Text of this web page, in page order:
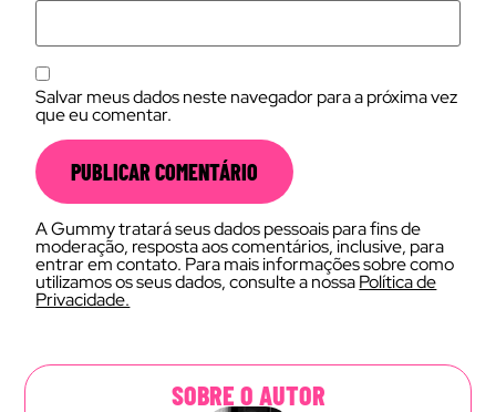
Salvar meus dados neste navegador para a próxima vez
que eu comentar.
A Gummy tratará seus dados pessoais para fins de
moderação, resposta aos comentários, inclusive, para
entrar em contato. Para mais informações sobre como
utilizamos os seus dados, consulte a nossaPolítica de
Privacidade.
SOBRE O AUTOR